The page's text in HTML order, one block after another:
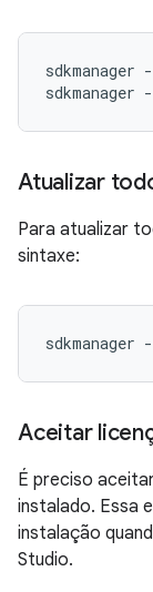
Atualizar
Para atualizar
sintaxe:
sdkmanager
Aceitar
É preciso
instalado. Essa
instalação
Studio.